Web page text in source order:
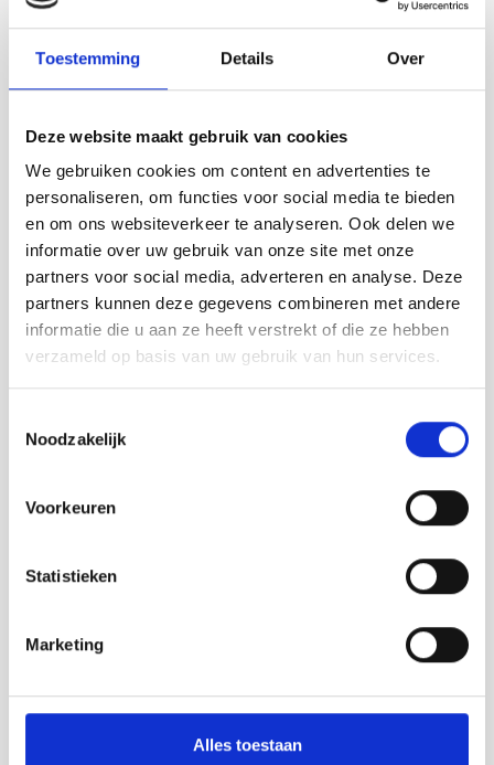
Toestemming Details Over
Deze website maakt gebruik van cookies
We gebruiken cookies om content en advertenties te
personaliseren, om functies voor social media te bieden
en om ons websiteverkeer te analyseren. Ook delen we
informatie over uw gebruik van onze site met onze
partners voor social media, adverteren en analyse. Deze
partners kunnen deze gegevens combineren met andere
informatie die u aan ze heeft verstrekt of die ze hebben
verzameld op basis van uw gebruik van hun services.
Noodzakelijk
Voorkeuren
Statistieken
Marketing
Alles toestaan
Naast het veelzijdige
een biologisch landbouwbedrijf, waar
verschillende gewassen worden geteeld,
suikerbieten en wortels. Sinds 2016 heeft
het Landbouwmuseum hier ook een plek
gekregen. Bezoekers kunnen ontdekken
hoe het er vroeger aan toeging in de
landbouw, met een vaste collectie oude
landbouwmachines en wisselende
exposities.
In de keuken van Het Klinket wordt
uitsluitend met verse producten
gemaakt van de eigen gewassen. Als iets
niet van het eigen land komt, wordt er
samengewerkt met lokale collega’s zoals
de Groene Polderwinkel, Bakkerij
Tresonie en Dieleman Biogroenten. Op
de drankenkaart vind je lokale sappen en
en op aanvraag worden er heerlijke
Het Klinket biedt dus volop